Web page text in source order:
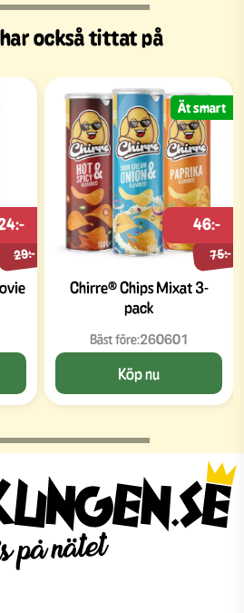
också tittat på
29:-
Chirre® Chips Mixat 3-
pack
75:-
46:-
Bäst före:260601
Köp nu
Ät smart